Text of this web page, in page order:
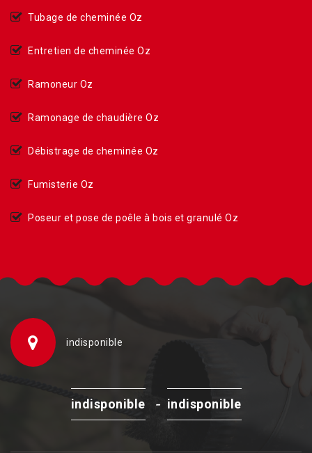
Tubage de cheminée Oz
Entretien de cheminée Oz
Ramoneur Oz
Ramonage de chaudière Oz
Débistrage de cheminée Oz
Fumisterie Oz
Poseur et pose de poêle à bois et granulé Oz
indisponible
indisponible - indisponible